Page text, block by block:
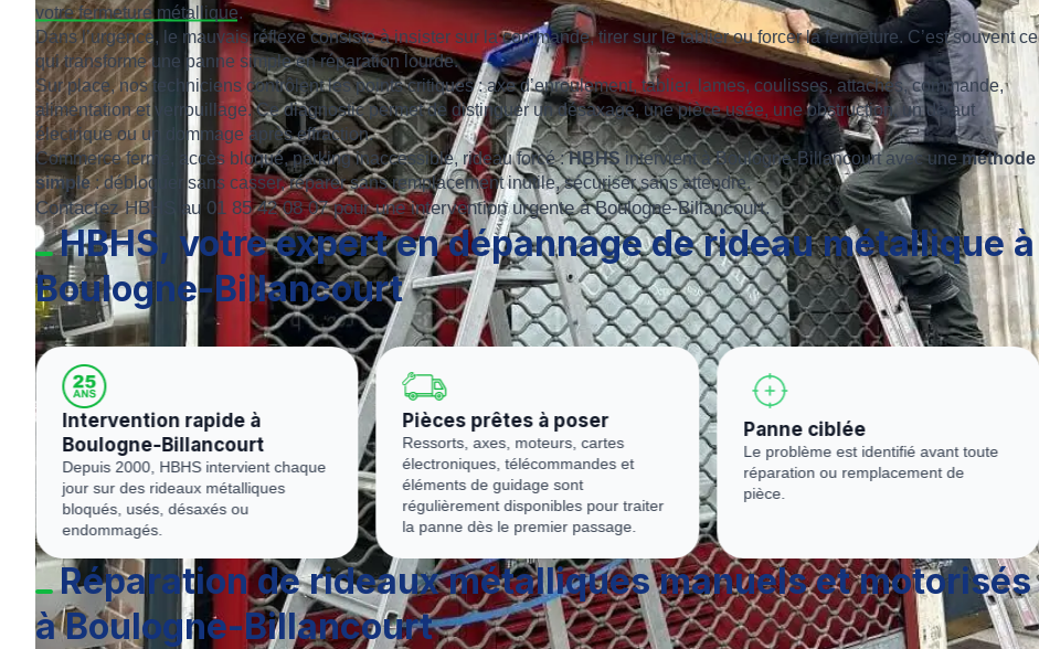
votre fermeture métallique.
Dans l’urgence, le mauvais réflexe consiste à insister sur la commande, tirer sur le tablier ou forcer la fermeture. C’est souvent ce
qui transforme une panne simple en réparation lourde.
Sur place, nos techniciens contrôlent les points critiques : axe d’enroulement, tablier, lames, coulisses, attaches, commande,
alimentation et verrouillage. Ce diagnostic permet de distinguer un désaxage, une pièce usée, une obstruction, un défaut
électrique ou un dommage après effraction.
Commerce fermé, accès bloqué, parking inaccessible, rideau forcé :HBHSintervient à Boulogne-Billancourt avec uneméthode
simple: débloquer sans casser, réparer sans remplacement inutile, sécuriser sans attendre.
Contactez HBHS au 01 85 42 08 07 pour une intervention urgente à Boulogne-Billancourt.
HBHS, votre expert en dépannage de rideau métallique à
Boulogne-Billancourt
Pièces prêtes à poser
Ressorts, axes, moteurs, cartes
électroniques, télécommandes et
éléments de guidage sont
régulièrement disponibles pour traiter
la panne dès le premier passage.
Panne ciblée
Le problème est identifié avant toute
réparation ou remplacement de
pièce.
Proximité terrain
HBHS se déplace à Boulogne-
Billancourt 24h/24 et 7j/7, week-end et
jours fériés compris.
Réparation de rideaux métalliques manuels et motorisés
à Boulogne-Billancourt